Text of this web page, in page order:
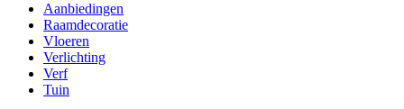
Aanbiedingen
Raamdecoratie
Vloeren
Verlichting
Verf
Tuin